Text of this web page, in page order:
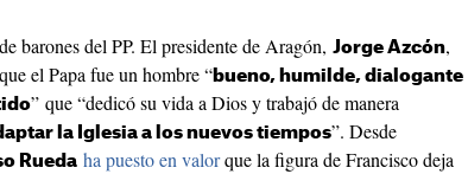
barones del PP. El presidente de Aragón, Jorge Azcón,
que el Papa fue un hombre “ bueno, humilde, dialogante
” que “dedicó su vida a Dios y trabajó de manera
la Iglesia a los nuevos tiempos”. Desde
Rueda ha puesto en valorque la figura de Francisco deja